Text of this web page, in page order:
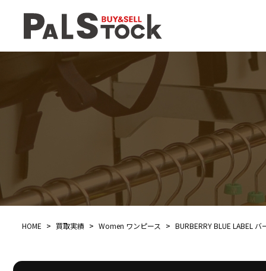
HOME > 買取実績 > Women ワンピース > BURBERRY BLUE LABEL